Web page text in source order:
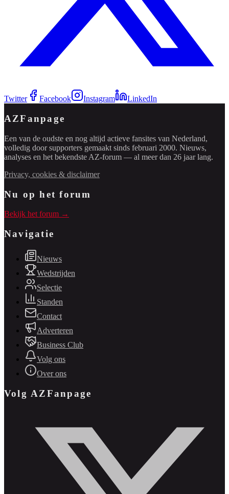
Twitter Facebook Instagram LinkedIn
AZFanpage
Een van de oudste en nog altijd actieve fansites van Nederland,
volledig door supporters gemaakt sinds februari 2000. Nieuws,
analyses en het bekendste AZ-forum — al meer dan 26 jaar lang.
Privacy, cookies & disclaimer
Nu op het forum
Bekijk het forum →
Navigatie
Nieuws
Wedstrijden
Selectie
Standen
Contact
Adverteren
Business Club
Volg ons
Over ons
Volg AZFanpage